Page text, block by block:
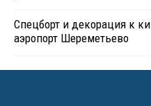
Спецборт и декорация к
аэропорт Шереметьево